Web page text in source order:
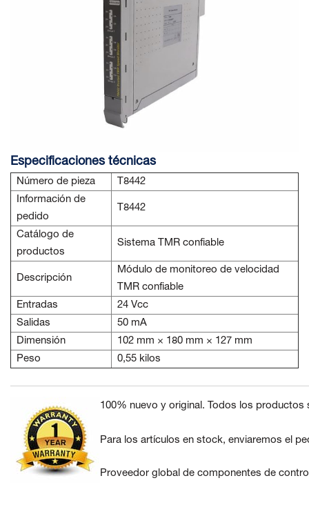
Especificaciones técnicas
Número de pieza
T8442
Información de
pedido
T8442
Catálogo de
productos
Sistema TMR confiable
Descripción
Módulo de monitoreo de velocidad
TMR confiable
Entradas
24 Vcc
Salidas
50 mA
Dimensión
102 mm × 180 mm × 127 mm
Peso
0,55 kilos
100% nuevo y original. Todos los productos
Para los artículos en stock, enviaremos el
Proveedor global de componentes de